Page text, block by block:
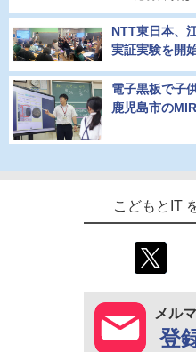
NTT東日本、
実証実験を開
電子黒板で子
鹿児島市の
こどもとIT
メル
登